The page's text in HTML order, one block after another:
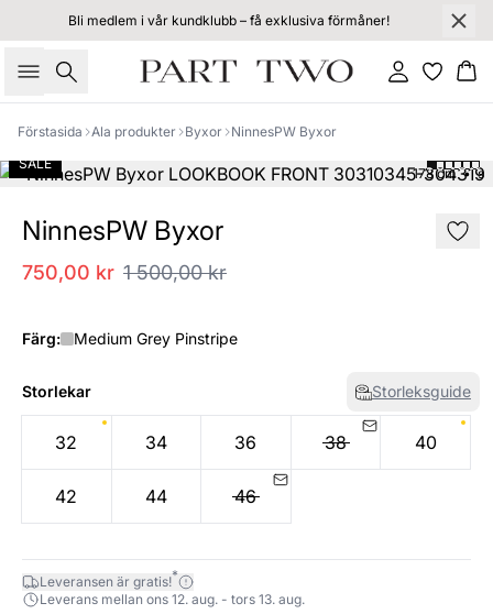
Bli medlem i vår kundklubb – få exklusiva förmåner!
Sök Logga in
Förstasida Ala produkter Byxor NinnesPW Byxor
178 cm • s
SALE
NinnesPW Byxor
750,00 kr 1 500,00 kr
Färg: Medium Grey Pinstripe
Storlekar Storleksguide
32 34 36 38 40
42 44 46
Leveransen är gratis!*
Leverans mellan ons 12. aug. - tors 13. aug.